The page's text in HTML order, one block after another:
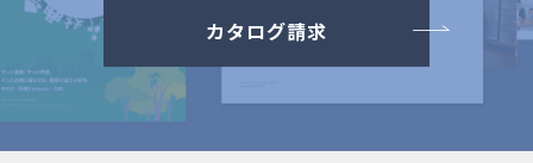
カタログ請求